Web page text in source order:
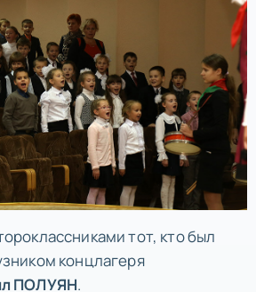
тот, кто был
концлагеря
ПОЛУЯН.